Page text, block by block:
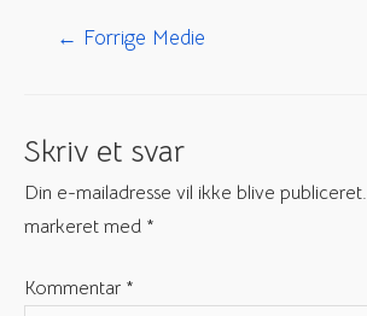
Indlægsnavigation
← Forrige Medie
Skriv et svar
Din e-mailadresse vil ikke blive publiceret.
markeret med *
Kommentar *